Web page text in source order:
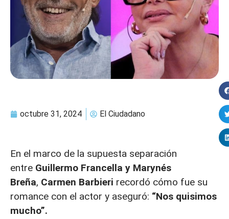
octubre 31, 2024 El Ciudadano
En el marco de la supuesta separación
entre Guillermo Francella y Marynés
Breña, Carmen Barbieri recordó cómo fue su
romance con el actor y aseguró: “Nos quisimos
mucho”.